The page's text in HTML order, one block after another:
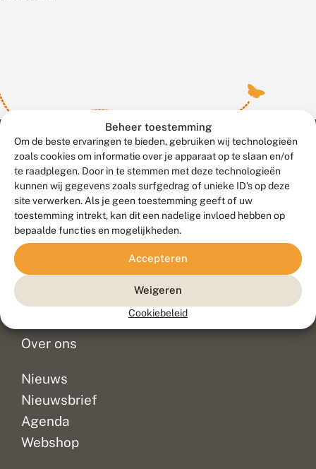
Beheer toestemming
Om de beste ervaringen te bieden, gebruiken wij technologieën
zoals cookies om informatie over je apparaat op te slaan en/of
te raadplegen. Door in te stemmen met deze technologieën
kunnen wij gegevens zoals surfgedrag of unieke ID's op deze
site verwerken. Als je geen toestemming geeft of uw
toestemming intrekt, kan dit een nadelige invloed hebben op
bepaalde functies en mogelijkheden.
Accepteren
Weigeren
Cookiebeleid
Contact
Veelgestelde vragen
Doneer
Over ons
Nieuws
Nieuwsbrief
Agenda
Webshop
Meld waarnemingen© 2026 Vlinderstichting
Duurzaam ontwikkeld door
Go2People
, ontworpen door
Blue Field Agency
Privacy
Disclaimer
Sitemap